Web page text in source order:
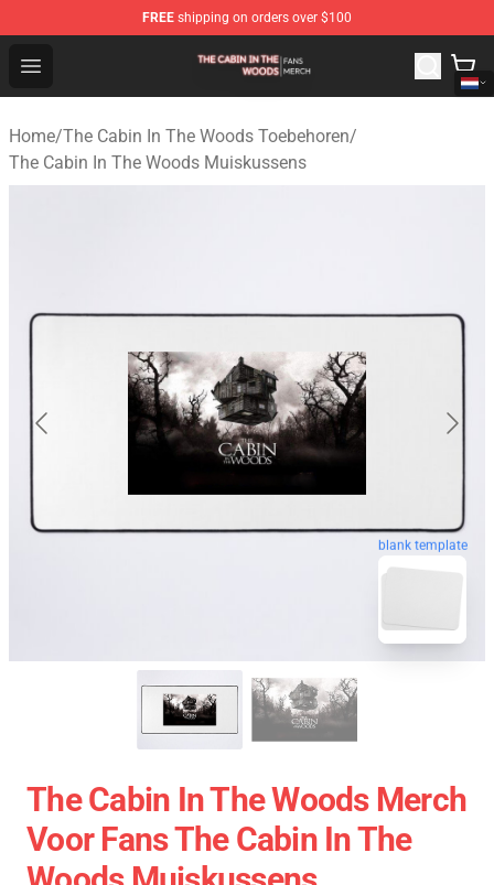
FREE shipping on orders over $100
Open menu
The Cabin In The Woods Shop - Official The Cabin In
Home/The Cabin In The Woods Toebehoren/
The Cabin In The Woods Muiskussens
blank template
The Cabin In The Woods Merch
Voor Fans The Cabin In The